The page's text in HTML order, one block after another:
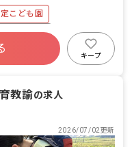
作成（タブレット） ・お
ブレット） ・週日案・月
レット） ・保護者対応
こども園
・賞与あり
キープ
教諭の求人
2026/07/02更新